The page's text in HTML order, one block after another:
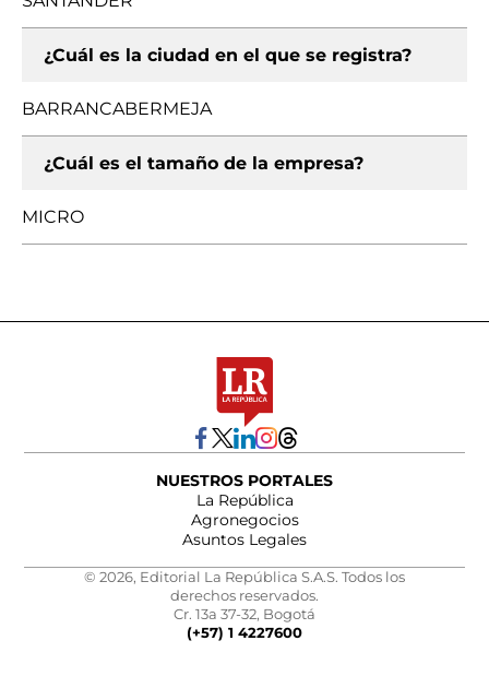
¿Cuál es la ciudad en el que se registra?
BARRANCABERMEJA
¿Cuál es el tamaño de la empresa?
MICRO
NUESTROS PORTALES
La República
Agronegocios
Asuntos Legales
© 2026, Editorial La República S.A.S. Todos los
derechos reservados.
Cr. 13a 37-32, Bogotá
(+57) 1 4227600